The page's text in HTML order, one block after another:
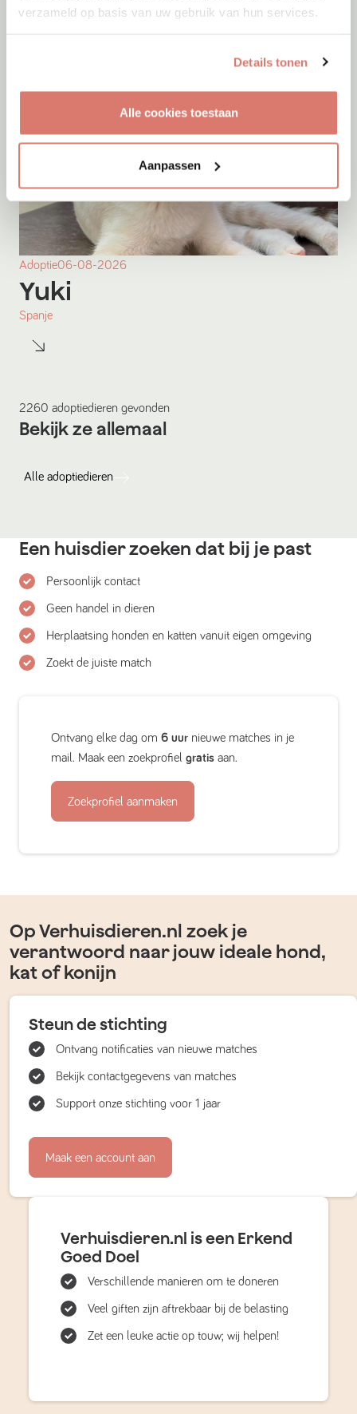
verzameld op basis van uw gebruik van hun services.
Details tonen
Alle cookies toestaan
Aanpassen
Adoptie06-08-2026
Yuki
Spanje
2260 adoptiedieren gevonden
Bekijk ze allemaal
Alle adoptiedieren
Een huisdier zoeken dat bij je past
Persoonlijk contact
Geen handel in dieren
Herplaatsing honden en katten vanuit eigen omgeving
Zoekt de juiste match
Ontvang elke dag om 6 uur nieuwe matches in je
mail. Maak een zoekprofiel gratis aan.
Zoekprofiel aanmaken
Op Verhuisdieren.nl zoek je
verantwoord naar jouw ideale hond,
kat of konijn
Steun de stichting
Ontvang notificaties van nieuwe matches
Bekijk contactgegevens van matches
Support onze stichting voor 1 jaar
Maak een account aan
Verhuisdieren.nl is een Erkend
Goed Doel
Verschillende manieren om te doneren
Veel giften zijn aftrekbaar bij de belasting
Zet een leuke actie op touw; wij helpen!